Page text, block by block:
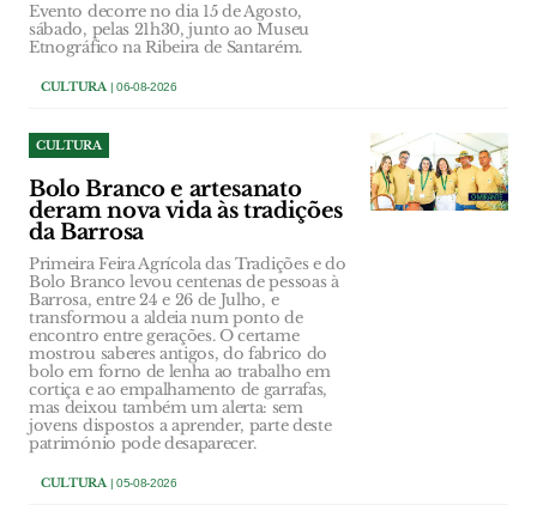
Evento decorre no dia 15 de Agosto,
sábado, pelas 21h30, junto ao Museu
Etnográfico na Ribeira de Santarém.
CULTURA| 06-08-2026
CULTURA
Bolo Branco e artesanato
deram nova vida às tradições
da Barrosa
Primeira Feira Agrícola das Tradições e do
Bolo Branco levou centenas de pessoas à
Barrosa, entre 24 e 26 de Julho, e
transformou a aldeia num ponto de
encontro entre gerações. O certame
mostrou saberes antigos, do fabrico do
bolo em forno de lenha ao trabalho em
cortiça e ao empalhamento de garrafas,
mas deixou também um alerta: sem
jovens dispostos a aprender, parte deste
património pode desaparecer.
CULTURA| 05-08-2026